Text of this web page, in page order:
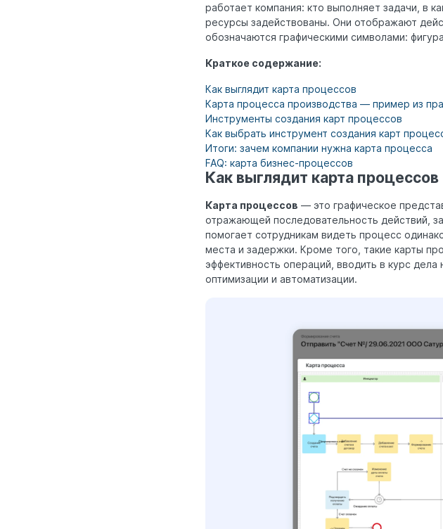
работает компания: кто выполняет задачи, в
ресурсы задействованы. Они отображают
обозначаются графическими символами:
Краткое содержание:
Как выглядит карта процессов
Карта процесса производства — пример из
Инструменты создания карт процессов
Как выбрать инструмент создания карт
Итоги: зачем компании нужна карта процесса
FAQ: карта бизнес-процессов
Как выглядит карта процессов
Карта процессов — это графическое
отражающей последовательность действий,
помогает сотрудникам видеть процесс
места и задержки. Кроме того, такие карты
эффективность операций, вводить в курс
оптимизации и автоматизации.